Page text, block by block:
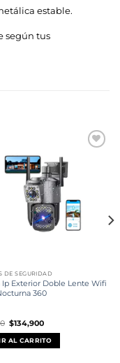
estable.
según tus
DE SEGURIDAD
Ip Exterior Doble Lente Wifi
360
El
precio
original
era:
$230,900.
$134,900El
actual
es:
$134,900.
AL CARRITO